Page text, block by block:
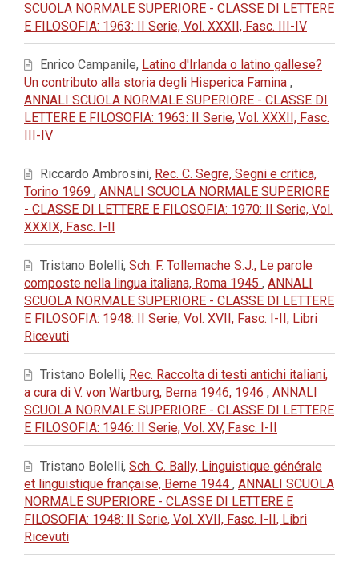
SCUOLA NORMALE SUPERIORE - CLASSE DI LETTERE
E FILOSOFIA: 1963: II Serie, Vol. XXXII, Fasc. III-IV
Enrico Campanile, Latino d'Irlanda o latino gallese?
Un contributo alla storia degli Hisperica Famina ,
ANNALI SCUOLA NORMALE SUPERIORE - CLASSE DI
LETTERE E FILOSOFIA: 1963: II Serie, Vol. XXXII, Fasc.
III-IV
Riccardo Ambrosini, Rec. C. Segre, Segni e critica,
Torino 1969 , ANNALI SCUOLA NORMALE SUPERIORE
- CLASSE DI LETTERE E FILOSOFIA: 1970: II Serie, Vol.
XXXIX, Fasc. I-II
Tristano Bolelli, Sch. F. Tollemache S.J., Le parole
composte nella lingua italiana, Roma 1945 , ANNALI
SCUOLA NORMALE SUPERIORE - CLASSE DI LETTERE
E FILOSOFIA: 1948: II Serie, Vol. XVII, Fasc. I-II, Libri
Ricevuti
Tristano Bolelli, Rec. Raccolta di testi antichi italiani,
a cura di V. von Wartburg, Berna 1946, 1946 , ANNALI
SCUOLA NORMALE SUPERIORE - CLASSE DI LETTERE
E FILOSOFIA: 1946: II Serie, Vol. XV, Fasc. I-II
Tristano Bolelli, Sch. C. Bally, Linguistique générale
et linguistique française, Berne 1944 , ANNALI SCUOLA
NORMALE SUPERIORE - CLASSE DI LETTERE E
FILOSOFIA: 1948: II Serie, Vol. XVII, Fasc. I-II, Libri
Ricevuti